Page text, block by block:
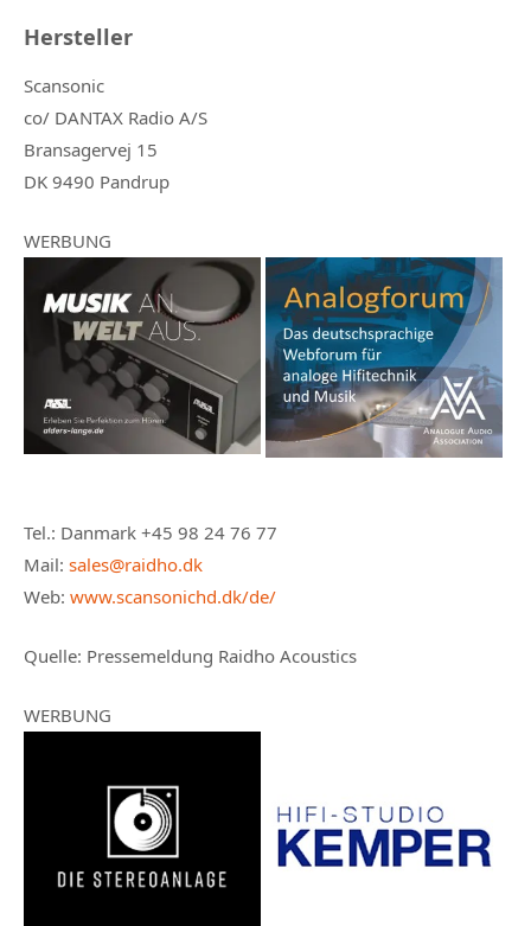
Hersteller
Scansonic
co/ DANTAX Radio A/S
Bransagervej 15
DK 9490 Pandrup
WERBUNG
Tel.: Danmark +45 98 24 76 77
Mail: sales@raidho.dk
Web: www.scansonichd.dk/de/
Quelle: Pressemeldung Raidho Acoustics
WERBUNG